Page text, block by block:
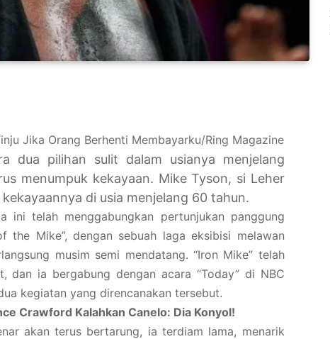
Jika Orang Berhenti Membayarku/Ring Magazine
dua pilihan sulit dalam usianya menjelang
menumpuk kekayaan. Mike Tyson, si Leher
di usia menjelang 60 tahun.
ini telah menggabungkan pertunjukan panggung
the Mike”, dengan sebuah laga eksibisi melawan
musim semi mendatang. “Iron Mike” telah
dan ia bergabung dengan acara “Today” di NBC
kegiatan yang direncanakan tersebut.
Crawford Kalahkan Canelo: Dia Konyol!
akan terus bertarung, ia terdiam lama, menarik